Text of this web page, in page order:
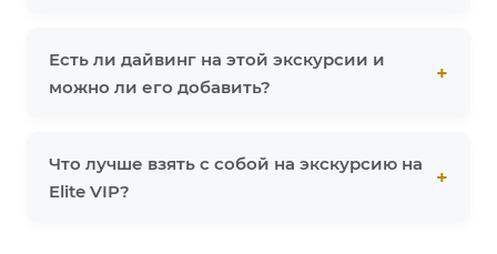
Есть ли дайвинг на этой экскурсии и
можно ли его добавить?
Что лучше взять с собой на экскурсию на
Elite VIP?